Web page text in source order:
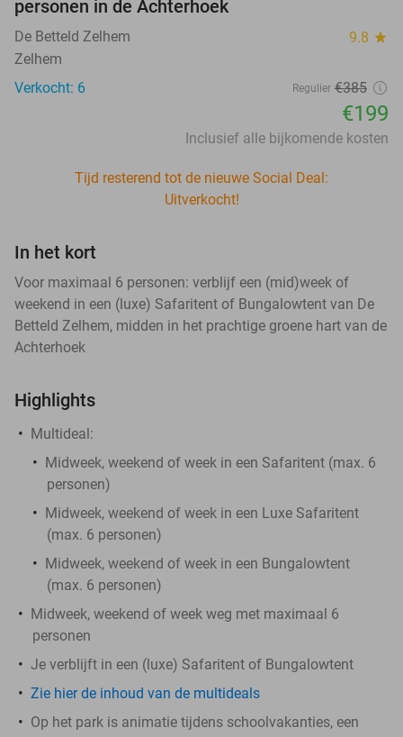
personen in de Achterhoek
De Betteld Zelhem 9.8 star
Zelhem
Verkocht: 6
Regulier €385
€199
Inclusief alle bijkomende kosten
Tijd resterend tot de nieuwe Social Deal:
Uitverkocht!
In het kort
Voor maximaal 6 personen: verblijf een (mid)week of
weekend in een (luxe) Safaritent of Bungalowtent van De
Betteld Zelhem, midden in het prachtige groene hart van de
Achterhoek
Highlights
Multideal:
Midweek, weekend of week in een Safaritent (max. 6
personen)
Midweek, weekend of week in een Luxe Safaritent
(max. 6 personen)
Midweek, weekend of week in een Bungalowtent
(max. 6 personen)
Midweek, weekend of week weg met maximaal 6
personen
Je verblijft in een (luxe) Safaritent of Bungalowtent
Zie hier de inhoud van de multideals
Op het park is animatie tijdens schoolvakanties, een